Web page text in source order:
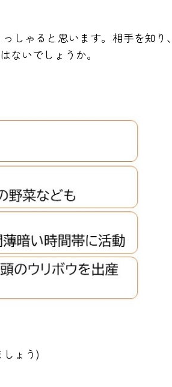
しゃると思います。相手を知り
ないでしょうか。
ょう)